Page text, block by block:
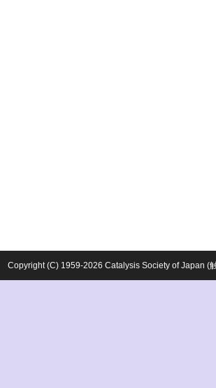
Copyright (C) 1959-2026 Catalysis Society of Japan (